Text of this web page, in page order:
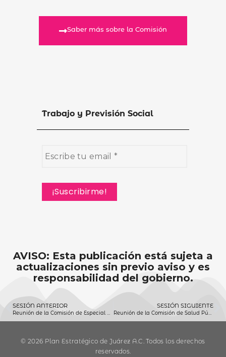
Saber más sobre la Comisión
Trabajo y Previsión Social
AVISO: Esta publicación está sujeta a
actualizaciones sin previo aviso y es
responsabilidad del gobierno.
SESIÓN ANTERIOR SESIÓN SIGUIENTE
© 2026 Plan Estratégico de Juárez A.C. Todos los derechos
reservados.